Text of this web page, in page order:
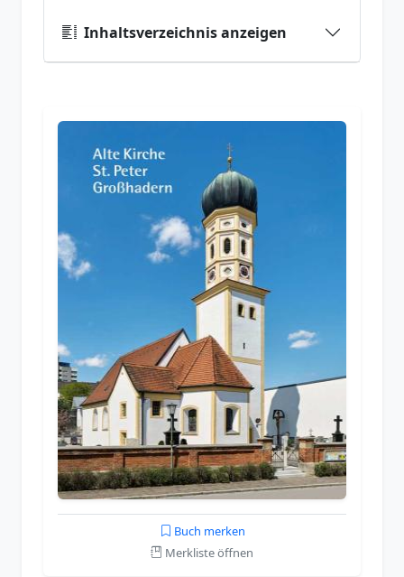
Inhaltsverzeichnis anzeigen
Buch merken
Merkliste öffnen